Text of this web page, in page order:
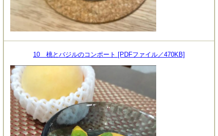
10 桃とバジルのコンポート [PDFファイル／470KB]